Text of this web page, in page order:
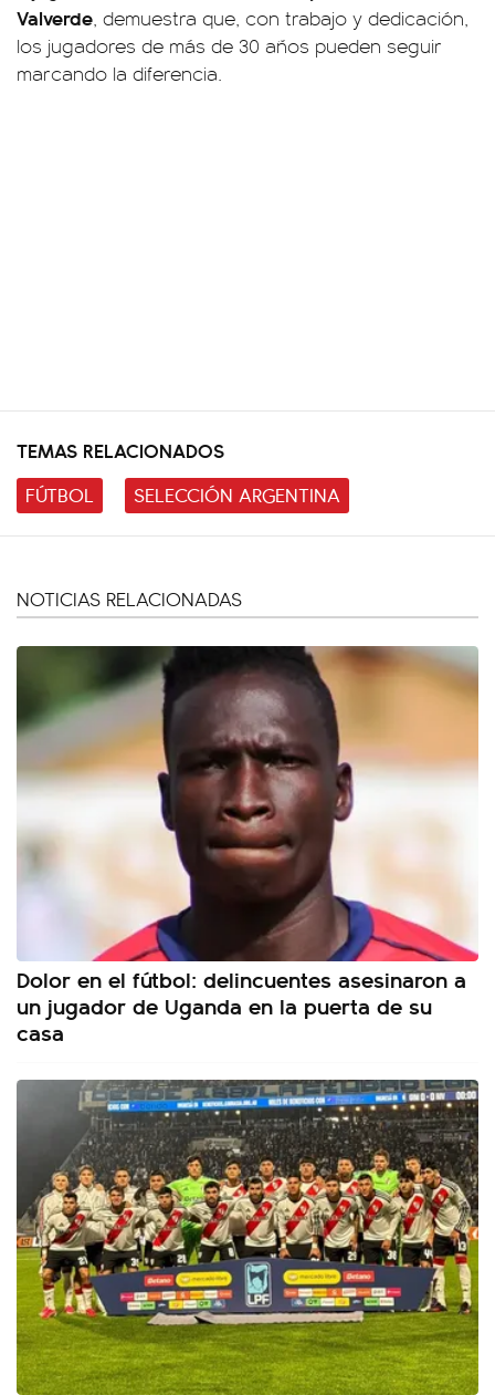
Valverde, demuestra que, con trabajo y dedicación,
los jugadores de más de 30 años pueden seguir
marcando la diferencia.
TEMAS RELACIONADOS
FÚTBOL
SELECCIÓN ARGENTINA
NOTICIAS RELACIONADAS
Dolor en el fútbol: delincuentes asesinaron a
un jugador de Uganda en la puerta de su
casa